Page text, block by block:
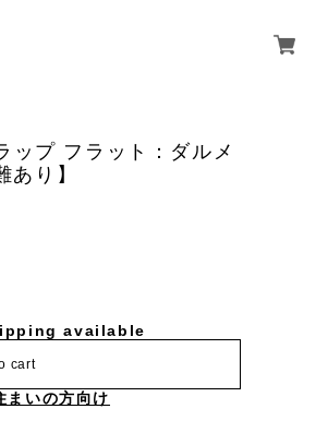
ップ フラット：ダルメ
り】
available
cart
まいの方向け